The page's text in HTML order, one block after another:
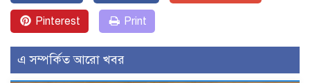
Pinterest Print
এ সম্পর্কিত আরো খবর